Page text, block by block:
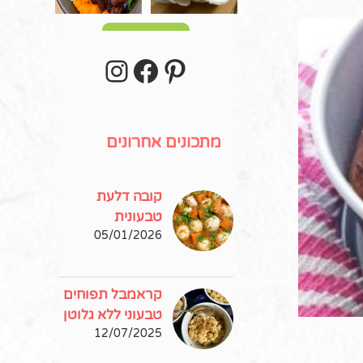
Pinterest
מתכונים אחרונים
קובה דלעת
טבעונית
05/01/2026
קראמבל תפוחים
טבעוני ללא גלוטן
12/07/2025